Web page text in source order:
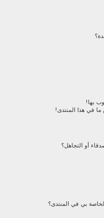
بها!
في هذا المنتدى!
أو التجاهل؟
بي في المنتدى؟